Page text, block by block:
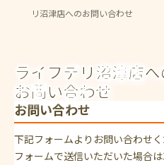
リ沼津店へのお問い合わせ
ライフデリ沼津店へ
お問い合わせ
お問い合わせ
下記フォームよりお問い合わせく
フォームで送信いただいた場合